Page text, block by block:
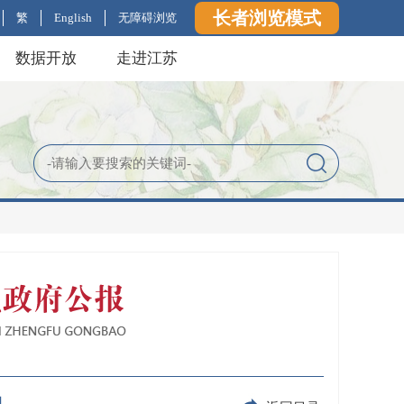
繁 English 无障碍浏览 长者浏览模式
数据开放 走进江苏